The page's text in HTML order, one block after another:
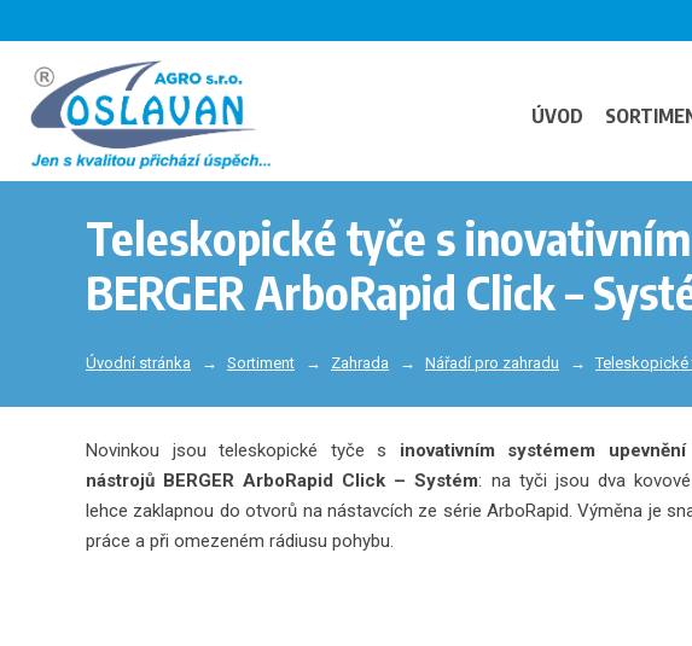
ÚVOD
Teleskopické tyče s
BERGER ArboRapid Click –
Úvodní stránka Sortiment Zahrada Nářadí pro zahradu Teleskopické
Novinkou jsou teleskopické tyče s inovativním systémem
nástrojů BERGER ArboRapid Click – Systém: na tyči jsou dva
lehce zaklapnou do otvorů na nástavcích ze série ArboRapid. Výměna je
práce a při omezeném rádiusu pohybu.